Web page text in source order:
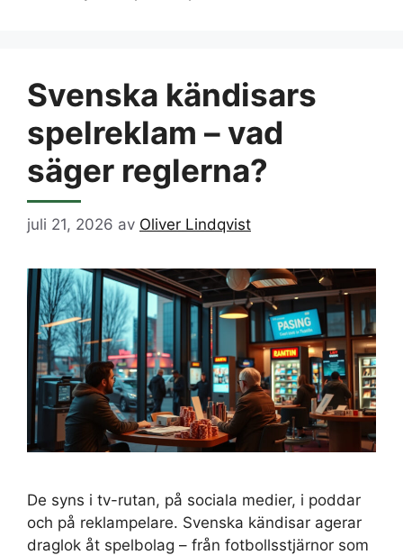
Svenska kändisars
spelreklam – vad
säger reglerna?
juli 21, 2026 av Oliver Lindqvist
De syns i tv-rutan, på sociala medier, i poddar
och på reklampelare. Svenska kändisar agerar
draglok åt spelbolag – från fotbollsstjärnor som